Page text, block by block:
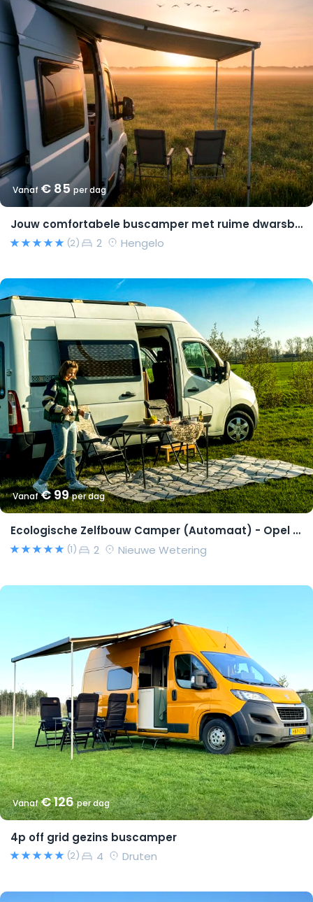
Vanaf € 85per dag
Jouw comfortabele buscamper met ruime dwarsbedden en natural look(s)!
(2) 2 Hengelo
Vanaf€ 99per dag
Ecologische Zelfbouw Camper (Automaat) - Opel Movano 2015 – Richard
(1) 2 Nieuwe Wetering
Vanaf€ 126per dag
4p off grid gezins buscamper
(2) 4 Druten